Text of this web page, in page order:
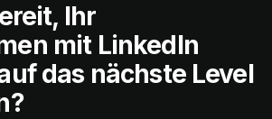
Ihr
mit LinkedIn
das nächste Level